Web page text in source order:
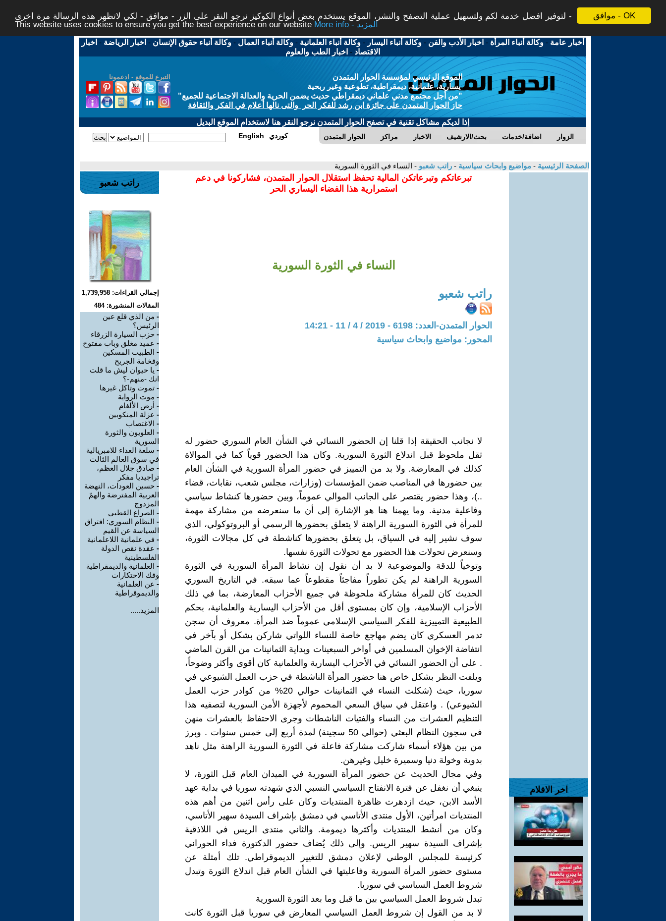
موافق - OK
لتوفير افضل خدمة لكم ولتسهيل عملية التصفح والنشر، الموقع يستخدم بعض أنواع الكوكيز نرجو النقر على الزر - موافق - لكي لاتظهر هذه الرسالة مرة اخرى -
This website uses cookies to ensure you get the best experience on our website
More info - المزيد
أخبار عامة -وكالة أنباء المرأة - اخبار الأدب والفن -وكالة أنباء اليسار -وكالة أنباء العلمانية -وكالة أنباء العمال -وكالة أنباء حقوق الإنسان - اخبار الرياضة - اخبار
الاقتصاد - اخبار الطب والعلوم
التبرع للموقع - ادعمونا
الموقع الرئيسي لمؤسسة الحوار المتمدن
يسارية، علمانية، ديمقراطية، تطوعية وغير ربحية
"من أجل مجتمع مدني علماني ديمقراطي حديث يضمن الحرية والعدالة الاجتماعية للجميع"
حاز الحوار المتمدن على جائزة ابن رشد للفكر الحر والتى نالها أعلام في الفكر والثقافة
إذا لديكم مشاكل تقنية في تصفح الحوار المتمدن نرجو النقر هنا لاستخدام الموقع البديل
الحوار المتمدن مراكز الاخبار بحث/الارشيف اضافة/خدمات الزوار English كوردي
الصفحة الرئيسية - مواضيع وابحاث سياسية - راتب شعبو - النساء في الثورة السورية
اخر الافلام
تبرعاتكم وتبرعاتكن المالية تحفظ استقلال الحوار المتمدن، فشاركونا في دعم
استمرارية هذا الفضاء اليساري الحر
النساء في الثورة السورية
راتب شعبو
الحوار المتمدن-العدد: 6198 - 2019 / 4 / 11 - 14:21
المحور: مواضيع وابحاث سياسية
لا نجانب الحقيقة إذا قلنا إن الحضور النسائي في الشأن العام السوري حضور له
ثقل ملحوظ قبل اندلاع الثورة السورية. وكان هذا الحضور قوياً كما في الموالاة
كذلك في المعارضة. ولا بد من التمييز في حضور المرأة السورية في الشأن العام
بين حضورها في المناصب ضمن المؤسسات (وزارات، مجلس شعب، نقابات، قضاء
..)، وهذا حضور يقتصر على الجانب الموالي عموماً، وبين حضورها كنشاط سياسي
وفاعلية مدنية. وما يهمنا هنا هو الإشارة إلى أن ما سنعرضه من مشاركة مهمة
للمرأة في الثورة السورية الراهنة لا يتعلق بحضورها الرسمي أو البروتوكولي، الذي
سوف نشير إليه في السياق، بل يتعلق بحضورها كناشطة في كل مجالات الثورة،
وسنعرض تحولات هذا الحضور مع تحولات الثورة نفسها.
وتوخياً للدقة والموضوعية لا بد أن نقول إن نشاط المرأة السورية في الثورة
السورية الراهنة لم يكن تطوراً مفاجئاً مقطوعاً عما سبقه. في التاريخ السوري
الحديث كان للمرأة مشاركة ملحوظة في جميع الأحزاب المعارضة، بما في ذلك
الأحزاب الإسلامية، وإن كان بمستوى أقل من الأحزاب اليسارية والعلمانية، بحكم
الطبيعية التمييزية للفكر السياسي الإسلامي عموماً ضد المرأة. معروف أن سجن
تدمر العسكري كان يضم مهاجع خاصة للنساء اللواتي شاركن بشكل أو بآخر في
انتفاضة الإخوان المسلمين في أواخر السبعينات وبداية الثمانينات من القرن الماضي
. على أن الحضور النسائي في الأحزاب اليسارية والعلمانية كان أقوى وأكثر وضوحاً،
ويلفت النظر بشكل خاص هنا حضور المرأة الناشطة في حزب العمل الشيوعي في
سوريا، حيث (شكلت النساء في الثمانينات حوالي 20% من كوادر حزب العمل
الشيوعي) . واعتقل في سياق السعي المحموم لأجهزة الأمن السورية لتصفيه هذا
التنظيم العشرات من النساء والفتيات الناشطات وجرى الاحتفاظ بالعشرات منهن
في سجون النظام البعثي (حوالي 50 سجينة) لمدة أربع إلى خمس سنوات . وبرز
من بين هؤلاء أسماء شاركت مشاركة فاعلة في الثورة السورية الراهنة مثل ناهد
بدوية وخولة دنيا وسميرة خليل وغيرهن.
وفي مجال الحديث عن حضور المرأة السورية في الميدان العام قبل الثورة، لا
ينبغي أن نغفل عن فترة الانفتاح السياسي النسبي الذي شهدته سوريا في بداية عهد
الأسد الابن، حيث ازدهرت ظاهرة المنتديات وكان على رأس اثنين من أهم هذه
المنتديات امرأتين، الأول منتدى الأتاسي في دمشق بإشراف السيدة سهير الأتاسي،
وكان من أنشط المنتديات وأكثرها ديمومة. والثاني منتدى الريس في اللاذقية
بإشراف السيدة سهير الريس. وإلى ذلك يُضاف حضور الدكتورة فداء الحوراني
كرئيسة للمجلس الوطني لإعلان دمشق للتغيير الديموقراطي. تلك أمثلة عن
مستوى حضور المرأة السورية وفاعليتها في الشأن العام قبل اندلاع الثورة وتبدل
شروط العمل السياسي في سوريا.
تبدل شروط العمل السياسي بين ما قبل وما بعد الثورة السورية
لا بد من القول إن شروط العمل السياسي المعارض في سوريا قبل الثورة كانت
راتب شعبو
إجمالي القراءات: 1,739,958
المقالات المنشورة: 484
- من الذي قلع عين
الرئيس؟
- حزب السيارة الزرقاء
- عميد مغلق وباب مفتوح
- الطبيب المسكين
وفخامة الجريح
- يا حيوان ليش ما قلت
انك -منهم-؟
- تموت وتاكل غيرها
- موت الرواية
- أرض الألغام
- عزلة المنكوبين
- الاغتصاب
- العلويون والثورة
السورية
- سلعة العداء للامبريالية
في سوق العالم الثالث
- صادق جلال العظم،
تراجيديا مفكر
- حسين العودات، النهضة
العربية المفترضة والهمّ
المزدوج
- الصراع القطبي
- النظام السوري: افتراق
السياسة عن القيم
- في علمانية اللاعلمانية
- عقدة نقص الدولة
الفلسطينية
- العلمانية والديمقراطية
وفك الاحتكارات
- عن العلمانية
والديموقراطية
المزيد.....